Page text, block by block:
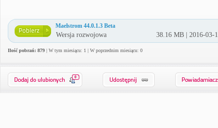
Maelstrom 44.0.1.3 Beta
Wersja rozwojowa 38.16 MB | 2016-03-
Ilość pobrań: 879 | W tym miesiącu: 1 | W poprzednim miesiącu: 0
0